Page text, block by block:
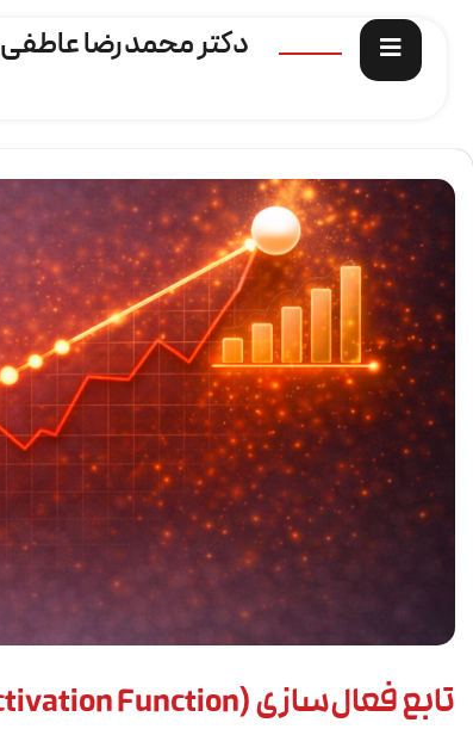
دکتر محمدرضا عاطفی
تابع فعال‌سازی (Activation Function) چیست؟